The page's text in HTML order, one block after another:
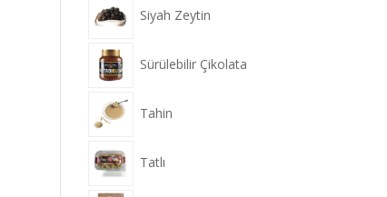
Siyah Zeytin
Sürülebilir Çikolata
Tahin
Tatlı